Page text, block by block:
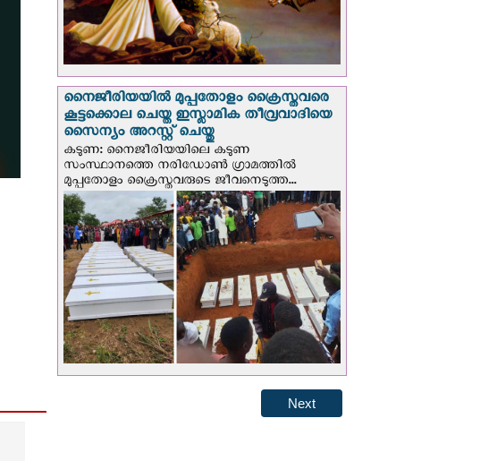
നൈജീരിയയില്‍ മുപ്പതോളം ക്രൈസ്തവരെ
കൂട്ടക്കൊല ചെയ്ത ഇസ്ലാമിക തീവ്രവാദിയെ
സൈന്യം അറസ്റ്റ് ചെയ്തു
കടുണ: നൈജീരിയയിലെ കടുണ
സംസ്ഥാനത്തെ നരിഡോൺ ഗ്രാമത്തിൽ
മുപ്പതോളം ക്രൈസ്തവരുടെ ജീവനെടുത്ത...
Next